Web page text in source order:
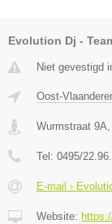
Evolution Dj -
Niet gevestigd
Oost-
Wurmstraat 9A,
Tel: 0495/
E-mail ›
Website: